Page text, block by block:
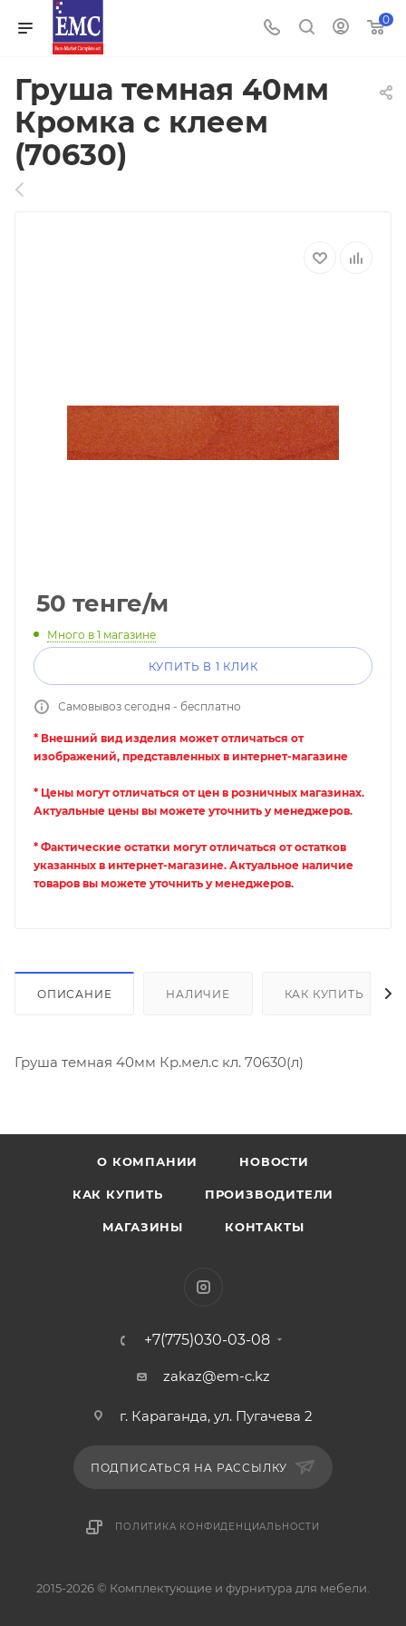
0
Груша темная 40мм
Кромка с клеем
(70630)
50 тенге/м
Много в 1 магазине
КУПИТЬ В 1 КЛИК
Самовывоз сегодня - бесплатно
* Внешний вид изделия может отличаться от
изображений, представленных в интернет-магазине
* Цены могут отличаться от цен в розничных магазинах.
Актуальные цены вы можете уточнить у менеджеров.
* Фактические остатки могут отличаться от остатков
указанных в интернет-магазине. Актуальное наличие
товаров вы можете уточнить у менеджеров.
ОПИСАНИЕ НАЛИЧИЕ КАК КУПИТЬ
Груша темная 40мм Кр.мел.с кл. 70630(л)
О КОМПАНИИ НОВОСТИ
КАК КУПИТЬ ПРОИЗВОДИТЕЛИ
МАГАЗИНЫ КОНТАКТЫ
+7(775)030-03-08
zakaz@em-c.kz
г. Караганда, ул. Пугачева 2
ПОДПИСАТЬСЯ НА РАССЫЛКУ
ПОЛИТИКА КОНФИДЕНЦИАЛЬНОСТИ
2015-2026 © Комплектующие и фурнитура для мебели.